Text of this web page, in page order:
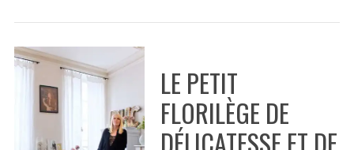
LE PETIT
FLORILÈGE DE